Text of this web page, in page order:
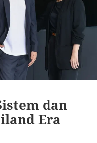
dan
Era